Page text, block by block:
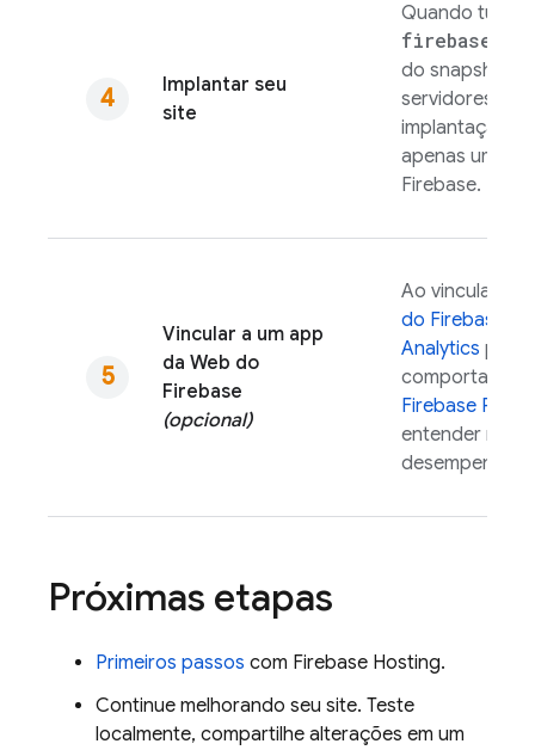
Implantar seu
site
Quando tudo
firebase
do snapshot
servidores. Se
implantação,
apenas um
Firebase.
Vincular a um app
da Web do
Firebase
(opcional)
Ao vincular
do Firebase
Analytics para
Firebase
entender
desempenho
Próximas etapas
Primeiros passos com Firebase Hosting.
Continue melhorando seu site. Teste
localmente, compartilhe alterações em um